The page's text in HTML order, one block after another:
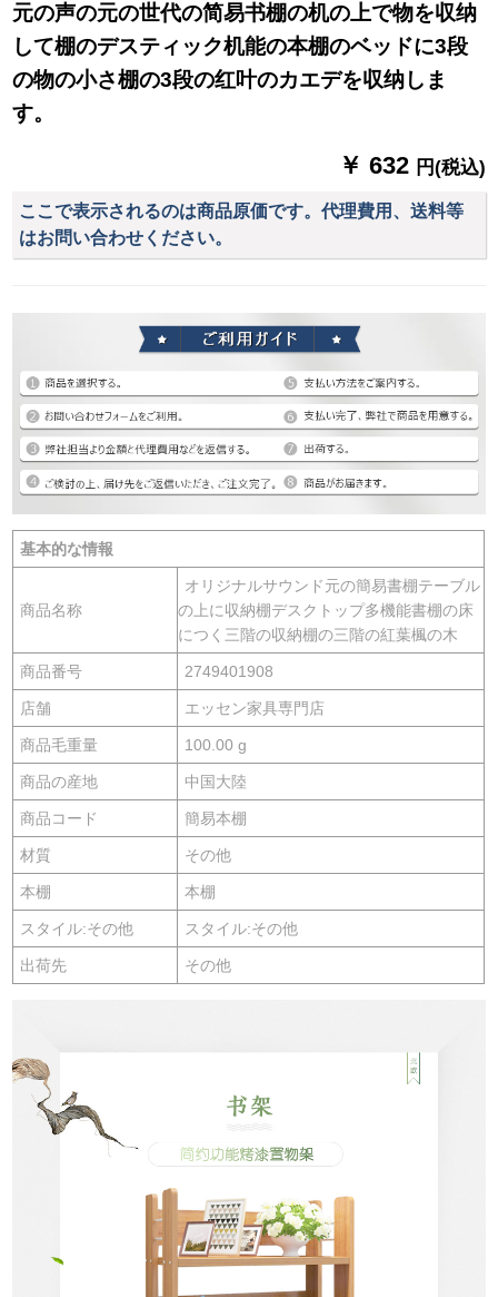
元の声の元の世代の简易书棚の机の上で物を収纳
して棚のデスティック机能の本棚のベッドに3段
の物の小さ棚の3段の红叶のカエデを収纳しま
す。
￥ 632 円(税込)
ここで表示されるのは商品原価です。代理費用、送料等
はお問い合わせください。
基本的な情報
商品名称
オリジナルサウンド元の簡易書棚テーブル
の上に収納棚デスクトップ多機能書棚の床
につく三階の収納棚の三階の紅葉楓の木
商品番号 2749401908
店舗 エッセン家具専門店
商品毛重量 100.00 g
商品の産地 中国大陸
商品コード 簡易本棚
材質 その他
本棚 本棚
スタイル:その他 スタイル:その他
出荷先 その他